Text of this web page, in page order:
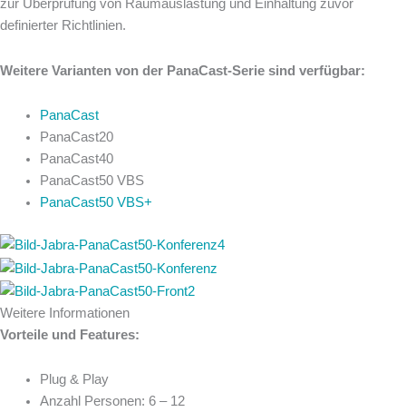
zur Überprüfung von Raumauslastung und Einhaltung zuvor
definierter Richtlinien.
Weitere Varianten von der PanaCast-Serie sind verfügbar:
PanaCast
PanaCast20
PanaCast40
PanaCast50 VBS
PanaCast50 VBS+
Weitere Informationen
Vorteile und Features:
Plug & Play
Anzahl Personen: 6 – 12